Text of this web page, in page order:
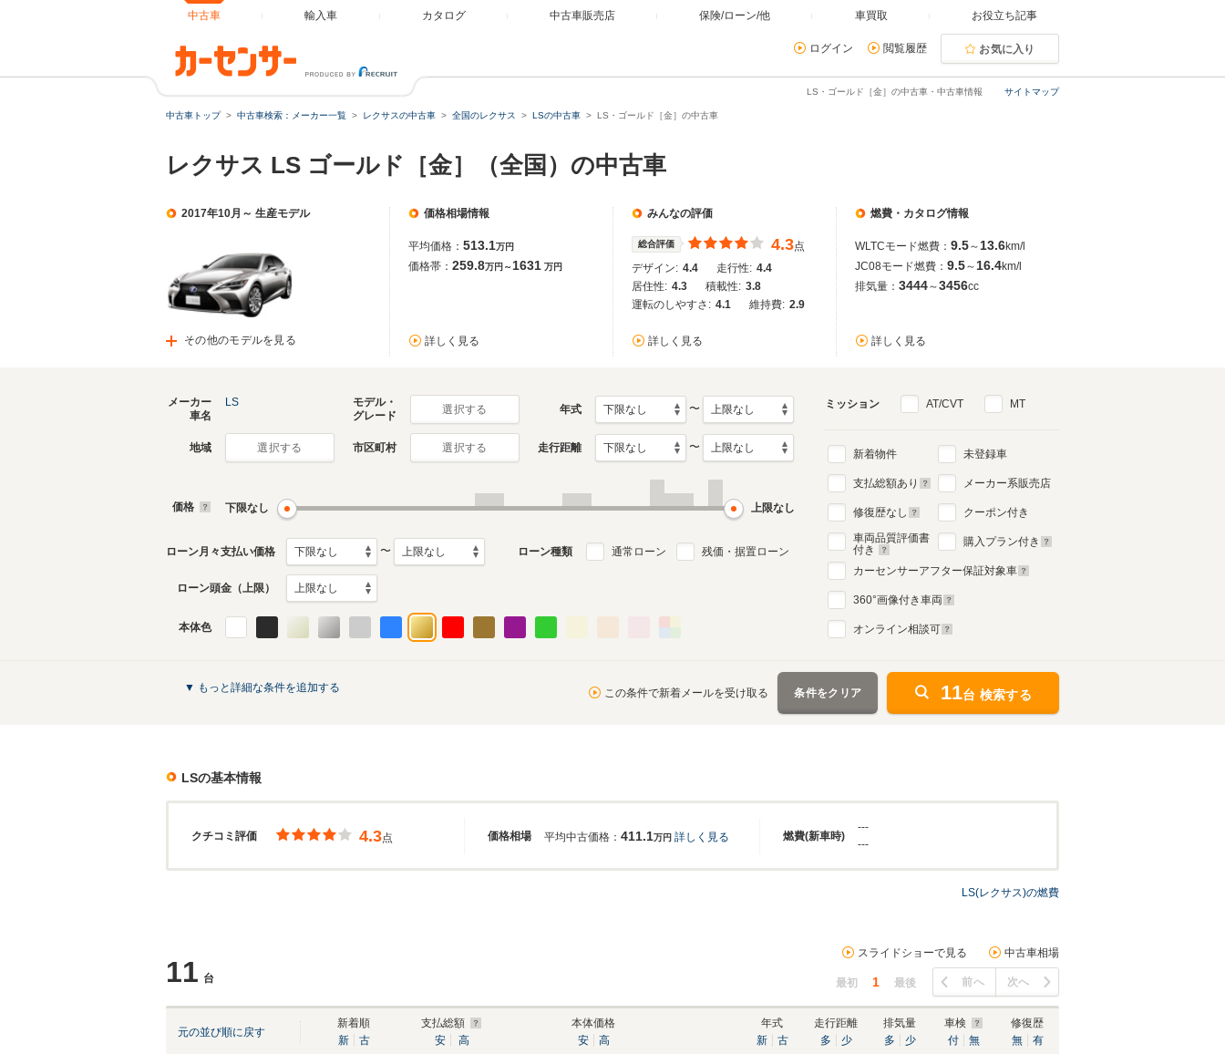
中古車 輸入車 カタログ 中古車販売店 保険/ローン/他 車買取 お役立ち記事
ログイン 閲覧履歴 お気に入り
サイトマップ
LS・ゴールド［金］の中古車・中古車情報
中古車トップ 中古車検索：メーカー一覧 レクサスの中古車 全国のレクサス LSの中古車 LS・ゴールド［金］の中古車
レクサス LS ゴールド［金］（全国）の中古車
2017年10月～ 生産モデル
その他のモデルを見る
価格相場情報
平均価格： 513.1万円
価格帯： 259.8万円～1631 万円
詳しく見る
みんなの評価
総合評価 4.3点
デザイン: 4.4 走行性: 4.4
居住性: 4.3 積載性: 3.8
運転のしやすさ: 4.1 維持費: 2.9
詳しく見る
燃費・カタログ情報
WLTCモード燃費： 9.5～ 13.6km/l
JC08モード燃費： 9.5～ 16.4km/l
排気量： 3444～3456cc
詳しく見る
LSのカタログを見る
メーカー
車名
LS
モデル・
グレード
選択する 年式 〜
地域 選択する 市区町村 選択する 走行距離 〜
価格 下限なし 上限なし
ローン月々支払い価格 〜 ローン種類 通常ローン 残価・据置ローン
ローン頭金（上限）
本体色
ミッション AT/CVT MT
新着物件
支払総額あり
修復歴なし
車両品質評価書
付き
未登録車
メーカー系販売店
クーポン付き
購入プラン付き
カーセンサーアフター保証対象車
360°画像付き車両
オンライン相談可
▼ もっと詳細な条件を追加する この条件で新着メールを受け取る 条件をクリア 11台 検索する
LSの基本情報
クチコミ評価 価格相場 燃費(新車時)
4.3点 平均中古価格： 411.1万円 詳しく見る
---
---
LS(レクサス)の燃費
11 台
スライドショーで見る 中古車相場
最初 1 最後 前へ 次へ
元の並び順に戻す
新着順
新
古
支払総額
安
高
本体価格
安
高
年式
新
古
走行距離
多
少
排気量
多
少
車検
付
無
修復歴
無
有